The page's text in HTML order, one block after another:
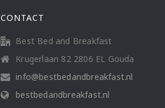
CONTACT
Best Bed and Breakfast
Krugerlaan 82 2806 EL Gouda
info@bestbedandbreakfast.nl
bestbedandbreakfast.nl